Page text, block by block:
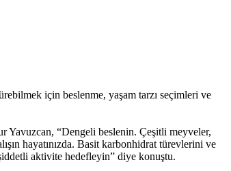
için beslenme, yaşam tarzı seçimleri ve
“Dengeli beslenin. Çeşitli meyveler,
hayatınızda. Basit karbonhidrat türevlerini ve
aktivite hedefleyin” diye konuştu.